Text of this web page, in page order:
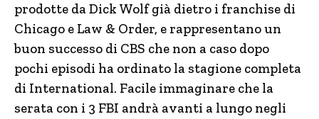
prodotte da Dick Wolf già dietro i franchise di
Chicago e Law & Order, e rappresentano un
buon successo di CBS che non a caso dopo
pochi episodi ha ordinato la stagione completa
di International. Facile immaginare che la
serata con i 3 FBI andrà avanti a lungo negli